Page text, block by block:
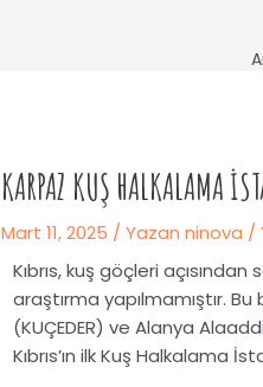
KARPAZ KUŞ HALKALAMA
Mart 11, 2025 / Yazan ninova /
Kıbrıs, kuş göçleri
araştırma yapılmamıştır.
(KUÇEDER) veAlanya
Kıbrıs’ın ilk Kuş Halkalama